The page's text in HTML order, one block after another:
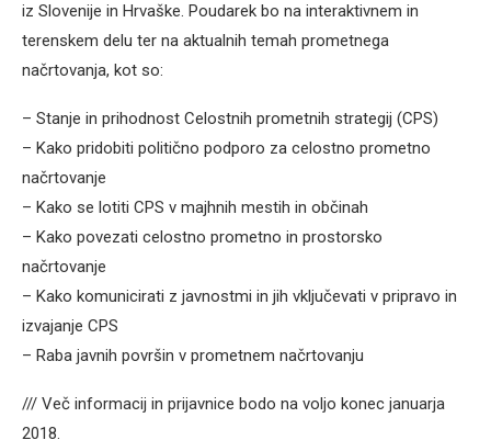
iz Slovenije in Hrvaške. Poudarek bo na interaktivnem in
terenskem delu ter na aktualnih temah prometnega
načrtovanja, kot so:
– Stanje in prihodnost Celostnih prometnih strategij (CPS)
– Kako pridobiti politično podporo za celostno prometno
načrtovanje
– Kako se lotiti CPS v majhnih mestih in občinah
– Kako povezati celostno prometno in prostorsko
načrtovanje
– Kako komunicirati z javnostmi in jih vključevati v pripravo in
izvajanje CPS
– Raba javnih površin v prometnem načrtovanju
/// Več informacij in prijavnice bodo na voljo konec januarja
2018.